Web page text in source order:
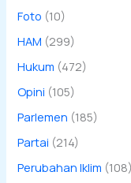
Foto (10)
HAM (299)
Hukum (472)
Opini (105)
Parlemen (185)
Partai (214)
Perubahan Iklim (108)